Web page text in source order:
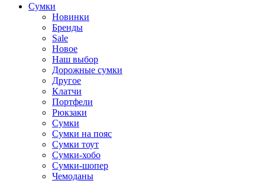
Cумки
Новинки
Бренды
Sale
Новое
Наш выбор
Дорожные сумки
Другое
Клатчи
Портфели
Рюкзаки
Сумки
Сумки на пояс
Сумки тоут
Сумки-хобо
Сумки-шопер
Чемоданы